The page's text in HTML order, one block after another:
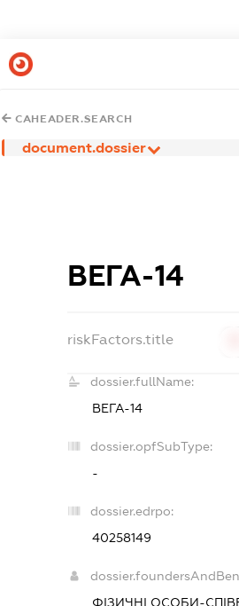
CAHEADER.SEARCH
document.dossier
ВЕГА-14
riskFactors.title
dossier.fullName:
ВЕГА-14
dossier.opfSubType:
-
dossier.edrpo:
40258149
ФІЗИЧНІ ОСОБИ-